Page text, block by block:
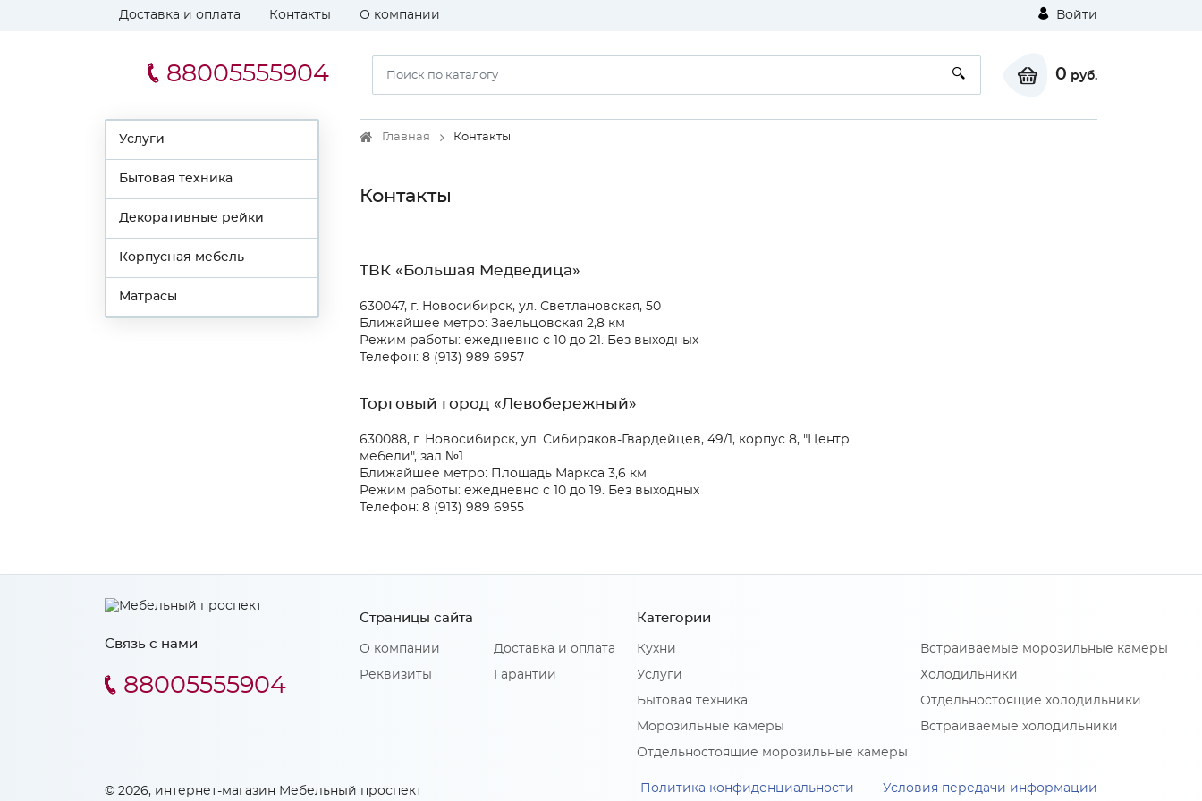
Доставка и оплата Контакты О компании Войти
88005555904 0 руб.
Услуги
Бытовая техника
Декоративные рейки
Корпусная мебель
Матрасы
Главная Контакты
Контакты
ТВК «Большая Медведица»
630047, г. Новосибирск, ул. Светлановская, 50
Ближайшее метро: Заельцовская 2,8 км
Режим работы: ежедневно с 10 до 21. Без выходных
Телефон: 8 (913) 989 6957
Торговый город «Левобережный»
630088, г. Новосибирск, ул. Сибиряков-Гвардейцев, 49/1, корпус 8, "Центр
мебели", зал №1
Ближайшее метро: Площадь Маркса 3,6 км
Режим работы: ежедневно с 10 до 19. Без выходных
Телефон: 8 (913) 989 6955
Связь с нами
88005555904
Страницы сайта
О компании
Реквизиты
Доставка и оплата
Гарантии
Категории
Кухни
Услуги
Бытовая техника
Морозильные камеры
Отдельностоящие морозильные камеры
Встраиваемые морозильные камеры
Холодильники
Отдельностоящие холодильники
Встраиваемые холодильники
© 2026, интернет-магазин Мебельный проспект Политика конфиденциальности Условия передачи информации